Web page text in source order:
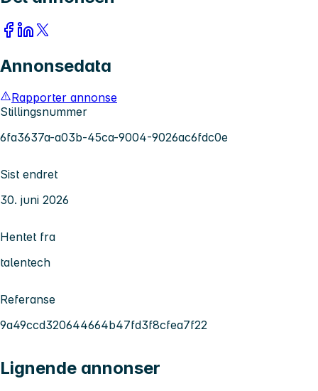
Annonsedata
Rapporter annonse
Stillingsnummer
6fa3637a-a03b-45ca-9004-9026ac6fdc0e
Sist endret
30. juni 2026
Hentet fra
talentech
Referanse
9a49ccd320644664b47fd3f8cfea7f22
Lignende annonser